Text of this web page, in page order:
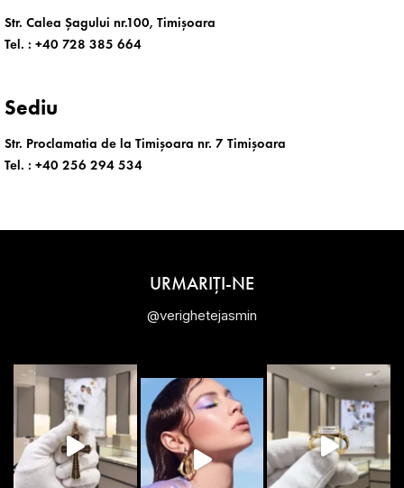
Str. Calea Șagului nr.100, Timișoara
Tel. : +40 728 385 664
Sediu
Str. Proclamatia de la Timișoara nr. 7 Timișoara
Tel. : +40 256 294 534
URMARIȚI-NE
@verighetejasmin